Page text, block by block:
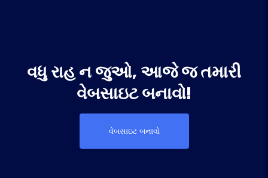
વધુ રાહ ન જુઓ, આજે જ તમારી
વેબસાઇટ બનાવો!
વેબસાઇટ બનાવો